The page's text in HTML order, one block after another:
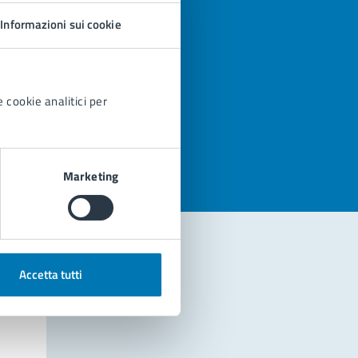
Informazioni sui cookie
cookie analitici per
Marketing
Accetta tutti